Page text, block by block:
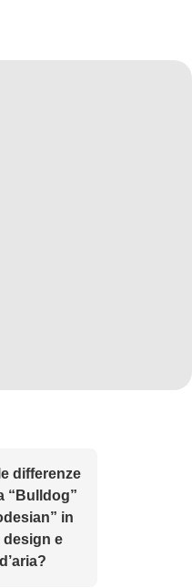
differenze
“Bulldog”
in
design e